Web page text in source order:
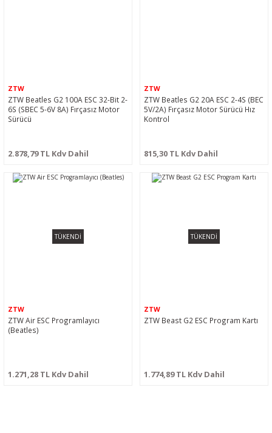
ZTW
ZTW Beatles G2 100A ESC 32-Bit 2-
6S (SBEC 5-6V 8A) Fırçasız Motor
Sürücü
2.878,79 TL Kdv Dahil
ZTW
ZTW Beatles G2 20A ESC 2-4S (BEC
5V/2A) Fırçasız Motor Sürücü Hız
Kontrol
815,30 TL Kdv Dahil
TÜKENDİ
ZTW
ZTW Air ESC Programlayıcı
(Beatles)
1.271,28 TL Kdv Dahil
TÜKENDİ
ZTW
ZTW Beast G2 ESC Program Kartı
1.774,89 TL Kdv Dahil